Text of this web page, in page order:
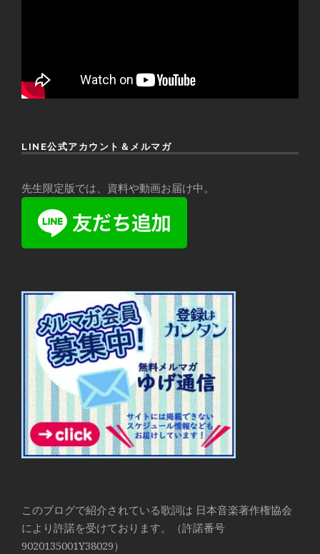
LINE公式アカウント＆メルマガ
先生限定版では、資料や動画お届け中。
このブログで紹介されている歌詞は 日本音楽著作権協会
により許諾を受けております。（許諾番号
9020135001Y38029）